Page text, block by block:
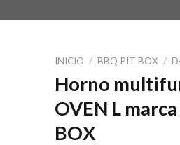
INICIO / BBQ PIT BOX /
Horno
OVEN L
BOX